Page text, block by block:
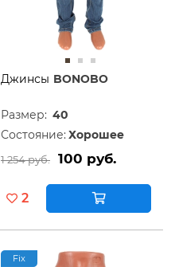
Джинсы BONOBO
Размер: 40
Состояние: Хорошее
1 254 руб. 100 руб.
2
Fix